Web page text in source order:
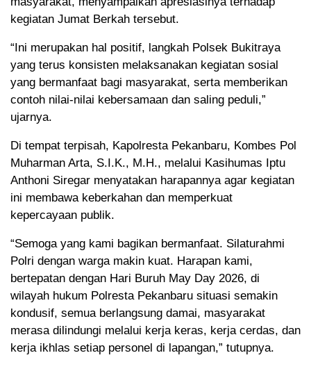
kegiatan Jumat Berkah tersebut.
“Ini merupakan hal positif, langkah Polsek Bukitraya
yang terus konsisten melaksanakan kegiatan sosial
yang bermanfaat bagi masyarakat, serta memberikan
contoh nilai-nilai kebersamaan dan saling peduli,”
ujarnya.
Di tempat terpisah, Kapolresta Pekanbaru, Kombes Pol
Muharman Arta, S.I.K., M.H., melalui Kasihumas Iptu
Anthoni Siregar menyatakan harapannya agar kegiatan
ini membawa keberkahan dan memperkuat
kepercayaan publik.
“Semoga yang kami bagikan bermanfaat. Silaturahmi
Polri dengan warga makin kuat. Harapan kami,
bertepatan dengan Hari Buruh May Day 2026, di
wilayah hukum Polresta Pekanbaru situasi semakin
kondusif, semua berlangsung damai, masyarakat
merasa dilindungi melalui kerja keras, kerja cerdas, dan
kerja ikhlas setiap personel di lapangan,” tutupnya.